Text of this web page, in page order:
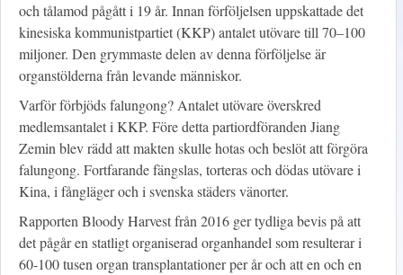
och tålamod pågått i 19 år. Innan förföljelsen uppskattade det
kinesiska kommunistpartiet (KKP) antalet utövare till 70–100
miljoner. Den grymmaste delen av denna förföljelse är
organstölderna från levande människor.
Varför förbjöds falungong? Antalet utövare överskred
medlemsantalet i KKP. Före detta partiordföranden Jiang
Zemin blev rädd att makten skulle hotas och beslöt att förgöra
falungong. Fortfarande fängslas, torteras och dödas utövare i
Kina, i fångläger och i svenska städers vänorter.
Rapporten Bloody Harvest från 2016 ger tydliga bevis på att
det pågår en statligt organiserad organhandel som resulterar i
60-100 tusen organ transplantationer per år och att en och en